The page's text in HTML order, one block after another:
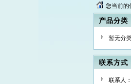
您当前的
产品分类
暂无分
联系方式
联系人